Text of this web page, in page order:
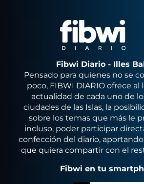
Fibwi Diario - Illes
Pensado para quienes no se
poco, FIBWI DIARIO ofrece al
actualidad de cada uno de
ciudades de las Islas, la
sobre los temas que más le
incluso, poder participar
confección del diario,
que quiera compartir con el
Fibwi en tu